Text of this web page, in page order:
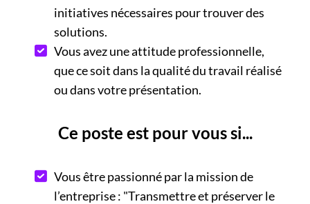
initiatives nécessaires pour trouver des
solutions.
Vous avez une attitude professionnelle,
que ce soit dans la qualité du travail réalisé
ou dans votre présentation.
Ce poste est pour vous si...
Vous être passionné par la mission de
l’entreprise : "Transmettre et préserver le